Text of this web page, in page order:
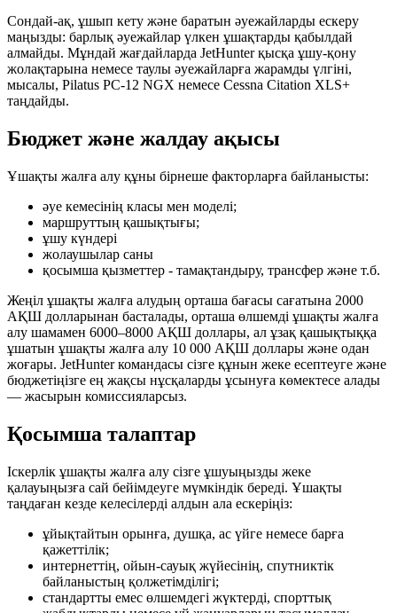
Сондай-ақ, ұшып кету және баратын әуежайларды ескеру
маңызды: барлық әуежайлар үлкен ұшақтарды қабылдай
алмайды. Мұндай жағдайларда JetHunter қысқа ұшу-қону
жолақтарына немесе таулы әуежайларға жарамды үлгіні,
мысалы, Pilatus PC-12 NGX немесе Cessna Citation XLS+
таңдайды.
Бюджет және жалдау ақысы
Ұшақты жалға алу құны бірнеше факторларға байланысты:
әуе кемесінің класы мен моделі;
маршруттың қашықтығы;
ұшу күндері
жолаушылар саны
қосымша қызметтер - тамақтандыру, трансфер және т.б.
Жеңіл ұшақты жалға алудың орташа бағасы сағатына 2000
АҚШ долларынан басталады, орташа өлшемді ұшақты жалға
алу шамамен 6000–8000 АҚШ доллары, ал ұзақ қашықтыққа
ұшатын ұшақты жалға алу 10 000 АҚШ доллары және одан
жоғары. JetHunter командасы сізге құнын жеке есептеуге және
бюджетіңізге ең жақсы нұсқаларды ұсынуға көмектесе алады
— жасырын комиссияларсыз.
Қосымша талаптар
Іскерлік ұшақты жалға алу сізге ұшуыңызды жеке
қалауыңызға сай бейімдеуге мүмкіндік береді. Ұшақты
таңдаған кезде келесілерді алдын ала ескеріңіз:
ұйықтайтын орынға, душқа, ас үйге немесе барға
қажеттілік;
интернеттің, ойын-сауық жүйесінің, спутниктік
байланыстың қолжетімділігі;
стандартты емес өлшемдегі жүктерді, спорттық